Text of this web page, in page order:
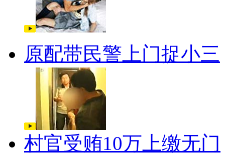
原配带民警上门捉小三
村官受贿10万上缴无门